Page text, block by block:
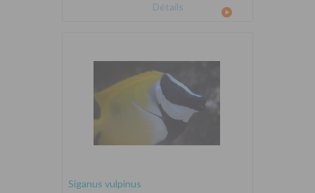
Détails
Siganus vulpinus